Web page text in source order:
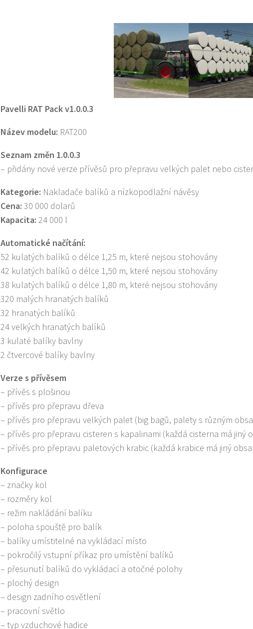
Pavelli RAT Pack v1.0.0.3
Název modelu: RAT200
Seznam změn 1.0.0.3
– přidány nové verze přívěsů pro přepravu velkých palet nebo
Kategorie: Nakladače balíků a nízkopodlažní návěsy
Cena: 30 000 dolarů
Kapacita: 24 000 l
Automatické načítání:
52 kulatých balíků o délce 1,25 m, které nejsou stohovány
42 kulatých balíků o délce 1,50 m, které nejsou stohovány
38 kulatých balíků o délce 1,80 m, které nejsou stohovány
320 malých hranatých balíků
32 hranatých balíků
24 velkých hranatých balíků
3 kulaté balíky bavlny
2 čtvercové balíky bavlny
Verze s přívěsem
– přívěs s plošinou
– přívěs pro přepravu dřeva
– přívěs pro přepravu velkých palet (big bagů, palety s různým
– přívěs pro přepravu cisteren s kapalinami (každá cisterna má jiný
– přívěs pro přepravu paletových krabic (každá krabice má jiný
Konfigurace
– značky kol
– rozměry kol
– režim nakládání balíku
– poloha spouště pro balík
– balíky umístitelné na vykládací místo
– pokročilý vstupní příkaz pro umístění balíků
– přesunutí balíků do vykládací a otočné polohy
– plochý design
– design zadního osvětlení
– pracovní světlo
– typ vzduchové hadice